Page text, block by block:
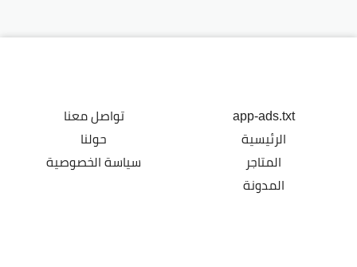
app-ads.txt
الرئيسية
المتاجر
المدونة
تواصل معنا
حولنا
سياسة الخصوصية